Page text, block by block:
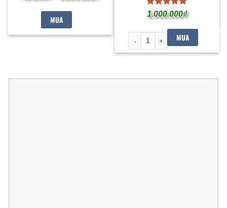
giá:
4.000.000₫
MUA
Được xếp
hạng55
1.000.000₫
Đầu phát siêu âm 20cm2 mạ
MUA